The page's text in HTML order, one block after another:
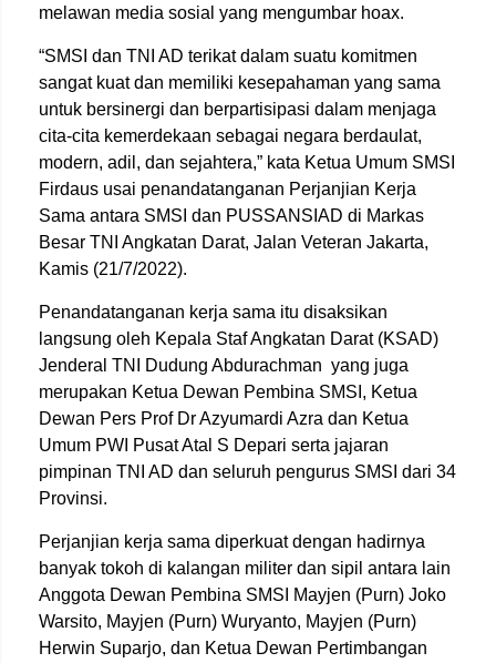
melawan media sosial yang mengumbar hoax.
“SMSI dan TNI AD terikat dalam suatu komitmen
sangat kuat dan memiliki kesepahaman yang sama
untuk bersinergi dan berpartisipasi dalam menjaga
cita-cita kemerdekaan sebagai negara berdaulat,
modern, adil, dan sejahtera,” kata Ketua Umum SMSI
Firdaus usai penandatanganan Perjanjian Kerja
Sama antara SMSI dan PUSSANSIAD di Markas
Besar TNI Angkatan Darat, Jalan Veteran Jakarta,
Kamis (21/7/2022).
Penandatanganan kerja sama itu disaksikan
langsung oleh Kepala Staf Angkatan Darat (KSAD)
Jenderal TNI Dudung Abdurachman yang juga
merupakan Ketua Dewan Pembina SMSI, Ketua
Dewan Pers Prof Dr Azyumardi Azra dan Ketua
Umum PWI Pusat Atal S Depari serta jajaran
pimpinan TNI AD dan seluruh pengurus SMSI dari 34
Provinsi.
Perjanjian kerja sama diperkuat dengan hadirnya
banyak tokoh di kalangan militer dan sipil antara lain
Anggota Dewan Pembina SMSI Mayjen (Purn) Joko
Warsito, Mayjen (Purn) Wuryanto, Mayjen (Purn)
Herwin Suparjo, dan Ketua Dewan Pertimbangan